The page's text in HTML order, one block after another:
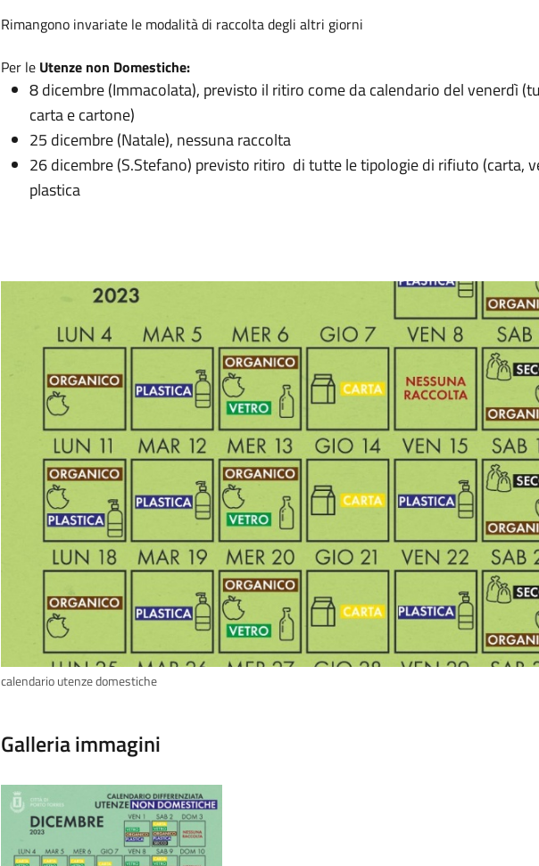
Rimangono invariate le modalità di raccolta degli altri giorni
Per le Utenze non Domestiche:
8 dicembre (Immacolata), previsto il ritiro come da calendario del venerdì
carta e cartone)
25 dicembre (Natale), nessuna raccolta
26 dicembre (S.Stefano) previsto ritiro di tutte le tipologie di rifiuto (carta,
plastica
calendario utenze domestiche
Galleria immagini